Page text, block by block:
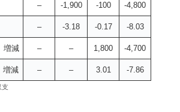
– -1,900 -100 -4,800
– -3.18 -0.17 -8.03
増減 – – 1,800 -4,700
増減 – – 3.01 -7.86
支